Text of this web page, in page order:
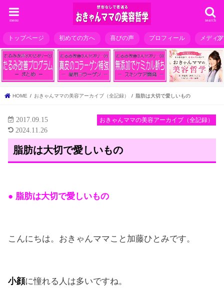
search
menu
トップページ 初めての方へ 喜びの声 プロフィール メディ
HOME おきゃんママの美容アーカイブ（全記録） 脂肪は大切で愛しいもの
おきゃんママの美容アーカイブ（全記録）
2017.09.15
2024.11.26
脂肪は大切で愛しいもの
● 脂肪は大切で愛しいもの
こんにちは。おきゃんママこと加藤ひとみです。
小顔に憧れる人は多いですね。